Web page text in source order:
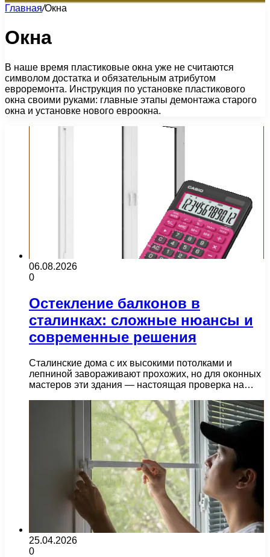
Главная/Окна
Окна
В наше время пластиковые окна уже не считаются
символом достатка и обязательным атрибутом
евроремонта. Инструкция по установке пластикового
окна своими руками: главные этапы демонтажа старого
окна и установке нового евроокна.
06.08.2026
0
Остекление балконов в
сталинках: сложные нюансы и
современные решения
Сталинские дома с их высокими потолками и
лепниной завораживают прохожих, но для оконных
мастеров эти здания — настоящая проверка на…
25.04.2026
0